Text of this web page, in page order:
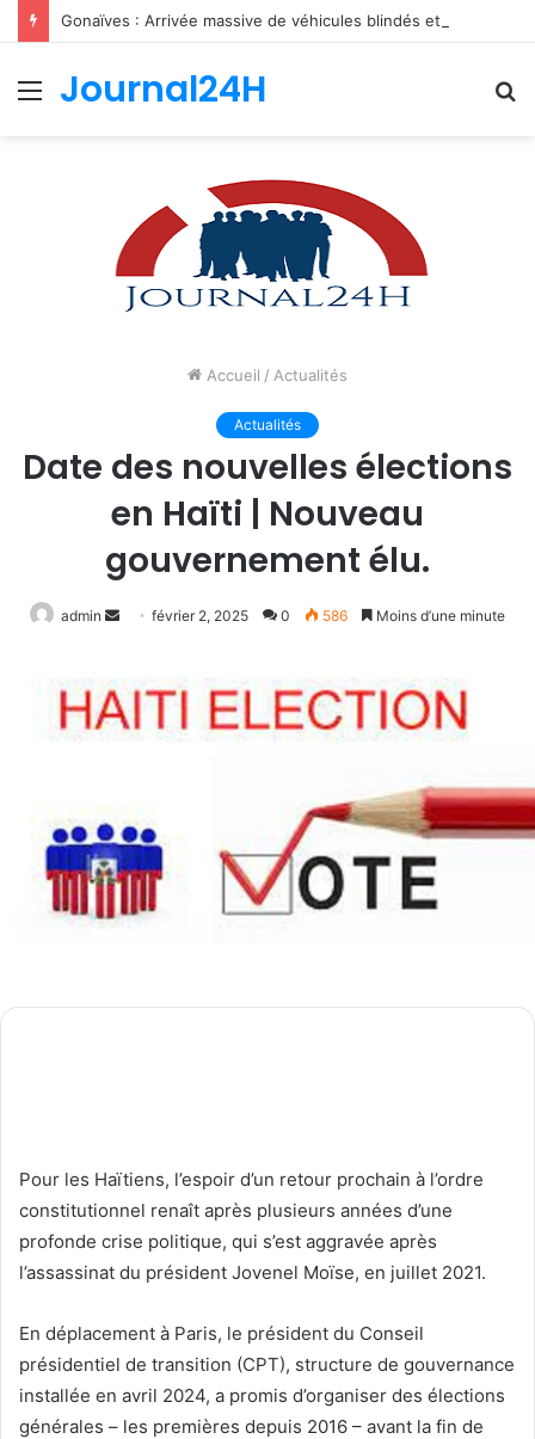
Menu
Journal24H
Accueil / Actualités
Actualités
Date des nouvelles élections
en Haïti | Nouveau
gouvernement élu.
admin
Envoyerfévrier 2, 2025 0 586 Moins d’une minute
Pour les Haïtiens, l’espoir d’un retour prochain à l’ordre
constitutionnel renaît après plusieurs années d’une
profonde crise politique, qui s’est aggravée après
l’assassinat du président Jovenel Moïse, en juillet 2021.
En déplacement à Paris, le président du Conseil
présidentiel de transition (CPT), structure de gouvernance
installée en avril 2024, a promis d’organiser des élections
générales – les premières depuis 2016 – avant la fin de